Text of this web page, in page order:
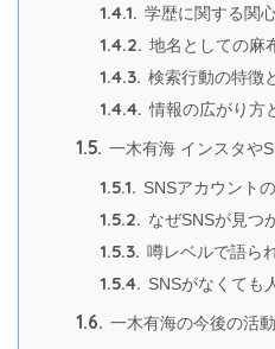
1.4.1. 学歴に関する関
1.4.2. 地名としての麻
1.4.3. 検索行動の特徴
1.4.4. 情報の広がり方
1.5. 一木有海 インスタや
1.5.1. SNSアカウント
1.5.2. なぜSNSが見つ
1.5.3. 噂レベルで語ら
1.5.4. SNSがなくても
1.6. 一木有海の今後の活